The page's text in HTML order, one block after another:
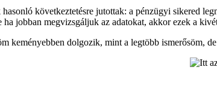
következtetésre jutottak: a pénzügyi sikered
jobban megvizsgáljuk az adatokat, akkor ezek a
keményebben dolgozik, mint a legtöbb ismerősöm,